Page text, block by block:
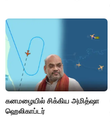
கனமழையில் சிக்கிய அமித்ஷா
ஹெலிகாப்டர்